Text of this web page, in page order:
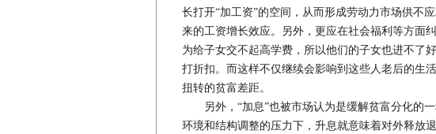
长打开“加工资”的空间，从而形成劳动力市场供不
来的工资增长效应。另外，更应在社会福利等方面
为给子女交不起高学费，所以他们的子女也进不了
打折扣。而这样不仅继续会影响到这些人老后的生
扭转的贫富差距。
另外，“加息”也被市场认为是缓解贫富分化的一
环境和结构调整的压力下，升息就意味着对外释放